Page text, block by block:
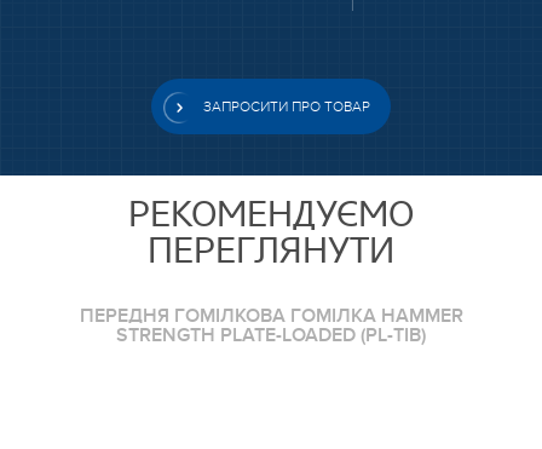
ЗАПРОСИТИ ПРО ТОВАР
РЕКОМЕНДУЄМО
ПЕРЕГЛЯНУТИ
ПЕРЕДНЯ ГОМІЛКОВА ГОМІЛКА HAMMER
STRENGTH PLATE-LOADED (PL-TIB)